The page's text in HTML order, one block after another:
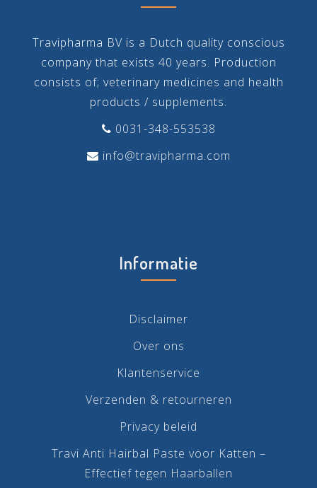
Travipharma BV is a Dutch quality conscious
company that exists 40 years. Production
consists of; veterinary medicines and health
products / supplements.
0031-348-553538
info@travipharma.com
Informatie
Disclaimer
Over ons
Klantenservice
Verzenden & retourneren
Privacy beleid
Travi Anti Hairbal Paste voor Katten –
Effectief tegen Haarballen